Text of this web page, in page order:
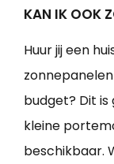
KAN IK OOK
Huur jij een
budget? Dit is
kleine
beschikbaar.